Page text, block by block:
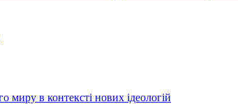
в контексті нових ідеологій